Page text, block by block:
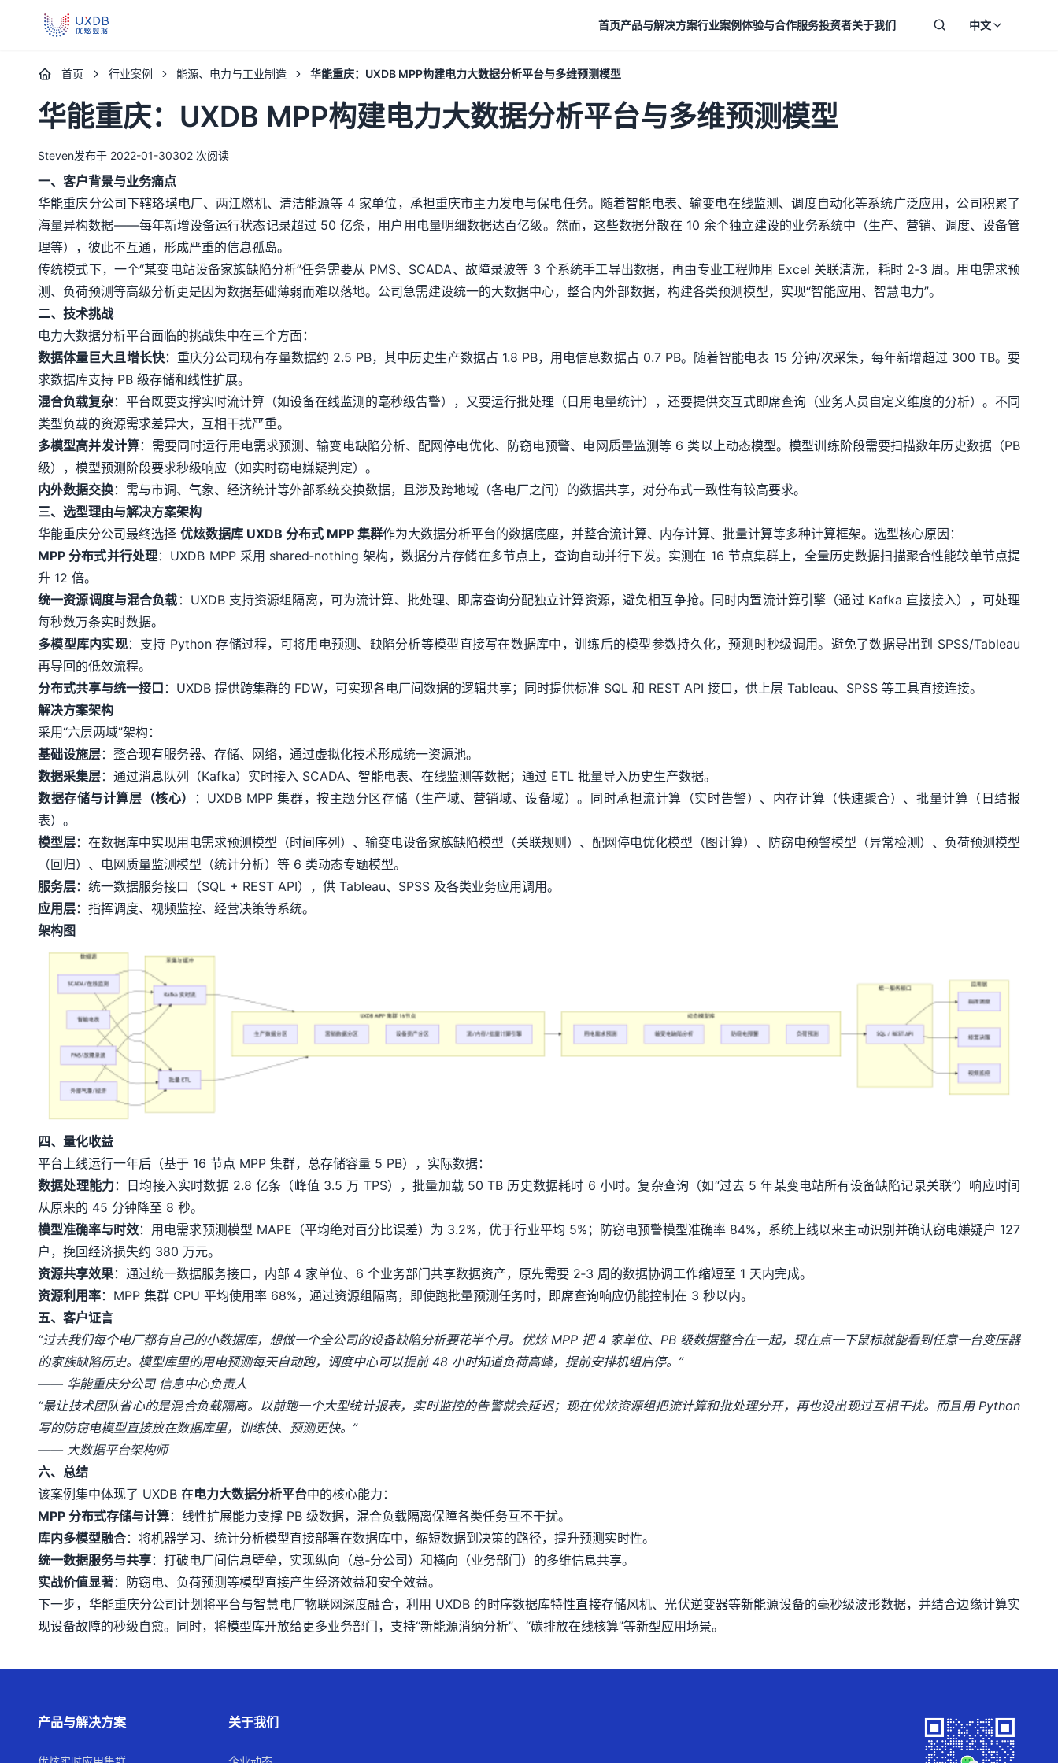
UXDB - 新一代全场景智能数据库 首页产品与解决方案行业案例体验与合作服务投资者关于我们 中文
首页 行业案例 能源、电力与工业制造 华能重庆：UXDB MPP构建电力大数据分析平台与多维预测模型
华能重庆：UXDB MPP构建电力大数据分析平台与多维预测模型
Steven发布于 2022-01-30302 次阅读
一、客户背景与业务痛点
华能重庆分公司下辖珞璜电厂、两江燃机、清洁能源等 4 家单位，承担重庆市主力发电与保电任务。随着智能电表、输变电在线监测、调度自动化等系统广泛应用，公司积累了
海量异构数据——每年新增设备运行状态记录超过 50 亿条，用户用电量明细数据达百亿级。然而，这些数据分散在 10 余个独立建设的业务系统中（生产、营销、调度、设备管
理等），彼此不互通，形成严重的信息孤岛。
传统模式下，一个“某变电站设备家族缺陷分析”任务需要从 PMS、SCADA、故障录波等 3 个系统手工导出数据，再由专业工程师用 Excel 关联清洗，耗时 2‑3 周。用电需求预
测、负荷预测等高级分析更是因为数据基础薄弱而难以落地。公司急需建设统一的大数据中心，整合内外部数据，构建各类预测模型，实现“智能应用、智慧电力”。
二、技术挑战
电力大数据分析平台面临的挑战集中在三个方面：
数据体量巨大且增长快：重庆分公司现有存量数据约 2.5 PB，其中历史生产数据占 1.8 PB，用电信息数据占 0.7 PB。随着智能电表 15 分钟/次采集，每年新增超过 300 TB。要
求数据库支持 PB 级存储和线性扩展。
混合负载复杂：平台既要支撑实时流计算（如设备在线监测的毫秒级告警），又要运行批处理（日用电量统计），还要提供交互式即席查询（业务人员自定义维度的分析）。不同
类型负载的资源需求差异大，互相干扰严重。
多模型高并发计算：需要同时运行用电需求预测、输变电缺陷分析、配网停电优化、防窃电预警、电网质量监测等 6 类以上动态模型。模型训练阶段需要扫描数年历史数据（PB
级），模型预测阶段要求秒级响应（如实时窃电嫌疑判定）。
内外数据交换：需与市调、气象、经济统计等外部系统交换数据，且涉及跨地域（各电厂之间）的数据共享，对分布式一致性有较高要求。
三、选型理由与解决方案架构
华能重庆分公司最终选择 优炫数据库 UXDB 分布式 MPP 集群作为大数据分析平台的数据底座，并整合流计算、内存计算、批量计算等多种计算框架。选型核心原因：
MPP 分布式并行处理：UXDB MPP 采用 shared‑nothing 架构，数据分片存储在多节点上，查询自动并行下发。实测在 16 节点集群上，全量历史数据扫描聚合性能较单节点提
升 12 倍。
统一资源调度与混合负载 ：UXDB 支持资源组隔离，可为流计算、批处理、即席查询分配独立计算资源，避免相互争抢。同时内置流计算引擎（通过 Kafka 直接接入），可处理
每秒数万条实时数据。
多模型库内实现：支持 Python 存储过程，可将用电预测、缺陷分析等模型直接写在数据库中，训练后的模型参数持久化，预测时秒级调用。避免了数据导出到 SPSS/Tableau
再导回的低效流程。
分布式共享与统一接口 ：UXDB 提供跨集群的 FDW，可实现各电厂间数据的逻辑共享；同时提供标准 SQL 和 REST API 接口，供上层 Tableau、SPSS 等工具直接连接。
解决方案架构
采用“六层两域”架构：
基础设施层：整合现有服务器、存储、网络，通过虚拟化技术形成统一资源池。
数据采集层：通过消息队列（Kafka）实时接入 SCADA、智能电表、在线监测等数据；通过 ETL 批量导入历史生产数据。
数据存储与计算层（核心）
：UXDB MPP 集群，按主题分区存储（生产域、营销域、设备域）。同时承担流计算（实时告警）、内存计算（快速聚合）、批量计算（日结报
表）。
模型层：在数据库中实现用电需求预测模型（时间序列）、输变电设备家族缺陷模型（关联规则）、配网停电优化模型（图计算）、防窃电预警模型（异常检测）、负荷预测模型
（回归）、电网质量监测模型（统计分析）等 6 类动态专题模型。
服务层：统一数据服务接口（SQL + REST API），供 Tableau、SPSS 及各类业务应用调用。
应用层：指挥调度、视频监控、经营决策等系统。
架构图
四、量化收益
平台上线运行一年后（基于 16 节点 MPP 集群，总存储容量 5 PB），实际数据：
数据处理能力：日均接入实时数据 2.8 亿条（峰值 3.5 万 TPS），批量加载 50 TB 历史数据耗时 6 小时。复杂查询（如“过去 5 年某变电站所有设备缺陷记录关联”）响应时间
从原来的 45 分钟降至 8 秒。
模型准确率与时效：用电需求预测模型 MAPE（平均绝对百分比误差）为 3.2%，优于行业平均 5%；防窃电预警模型准确率 84%，系统上线以来主动识别并确认窃电嫌疑户 127
户，挽回经济损失约 380 万元。
资源共享效果：通过统一数据服务接口，内部 4 家单位、6 个业务部门共享数据资产，原先需要 2‑3 周的数据协调工作缩短至 1 天内完成。
资源利用率：MPP 集群 CPU 平均使用率 68%，通过资源组隔离，即使跑批量预测任务时，即席查询响应仍能控制在 3 秒以内。
五、客户证言
“过去我们每个电厂都有自己的小数据库，想做一个全公司的设备缺陷分析要花半个月。优炫 MPP 把 4 家单位、PB 级数据整合在一起，现在点一下鼠标就能看到任意一台变压器
的家族缺陷历史。模型库里的用电预测每天自动跑，调度中心可以提前 48 小时知道负荷高峰，提前安排机组启停。”
—— 华能重庆分公司 信息中心负责人
“最让技术团队省心的是混合负载隔离。以前跑一个大型统计报表，实时监控的告警就会延迟；现在优炫资源组把流计算和批处理分开，再也没出现过互相干扰。而且用 Python
写的防窃电模型直接放在数据库里，训练快、预测更快。”
—— 大数据平台架构师
六、总结
该案例集中体现了 UXDB 在电力大数据分析平台中的核心能力：
MPP 分布式存储与计算：线性扩展能力支撑 PB 级数据，混合负载隔离保障各类任务互不干扰。
库内多模型融合：将机器学习、统计分析模型直接部署在数据库中，缩短数据到决策的路径，提升预测实时性。
统一数据服务与共享：打破电厂间信息壁垒，实现纵向（总‑分公司）和横向（业务部门）的多维信息共享。
实战价值显著：防窃电、负荷预测等模型直接产生经济效益和安全效益。
下一步，华能重庆分公司计划将平台与智慧电厂物联网深度融合，利用 UXDB 的时序数据库特性直接存储风机、光伏逆变器等新能源设备的毫秒级波形数据，并结合边缘计算实
现设备故障的秒级自愈。同时，将模型库开放给更多业务部门，支持“新能源消纳分析”、“碳排放在线核算”等新型应用场景。
产品与解决方案 关于我们